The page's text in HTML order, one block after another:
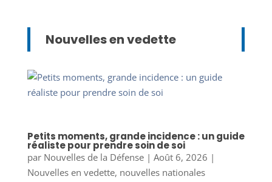
Nouvelles en vedette
Petits moments, grande incidence : un guide
réaliste pour prendre soin de soi
par Nouvelles de la Défense| Août 6, 2026 |
Nouvelles en vedette, nouvelles nationales